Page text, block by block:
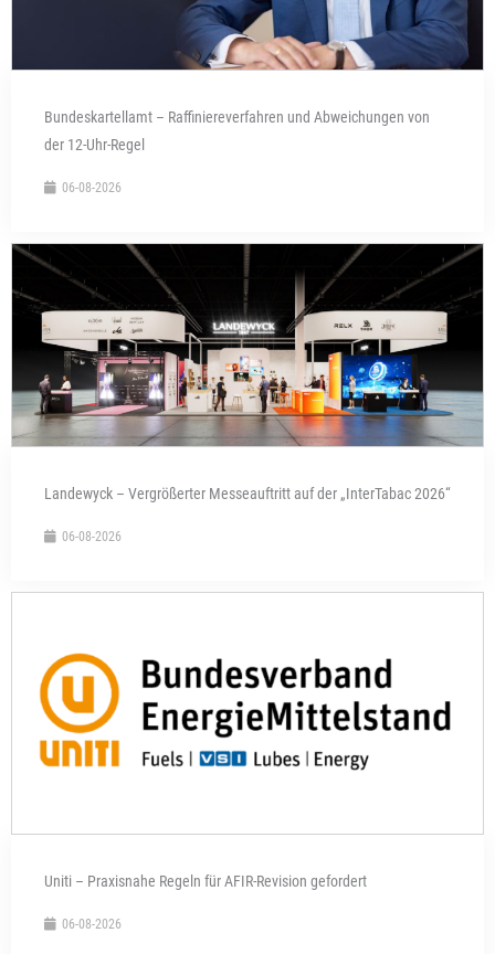
Bundeskartellamt – Raffiniereverfahren und Abweichungen von
der 12-Uhr-Regel
06-08-2026
Landewyck – Vergrößerter Messeauftritt auf der „InterTabac 2026“
06-08-2026
Uniti – Praxisnahe Regeln für AFIR-Revision gefordert
06-08-2026